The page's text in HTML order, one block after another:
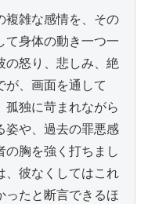
複雑な感情を、その
て身体の動き一つ一
の怒り、悲しみ、絶
が、画面を通して
孤独に苛まれながら
姿や、過去の罪悪感
の胸を強く打ちまし
、彼なくしてはこれ
ったと断言できるほ